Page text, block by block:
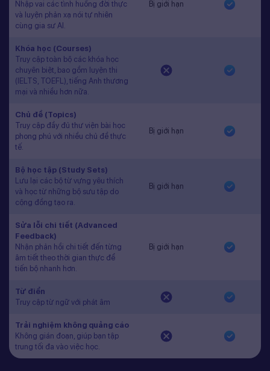
Nhập vai các tình huống đời thực
và luyện phản xạ nói tự nhiên
cùng gia sư AI.
Bị giới hạn
Khóa học (Courses)
Truy cập toàn bộ các khóa học
chuyên biệt, bao gồm luyện thi
(IELTS, TOEFL), tiếng Anh thương
mại và nhiều hơn nữa.
Chủ đề (Topics)
Truy cập đầy đủ thư viện bài học
phong phú với nhiều chủ đề thực
tế.
Bị giới hạn
Bộ học tập (Study Sets)
Lưu lại các bộ từ vựng yêu thích
và học từ những bộ sưu tập do
cộng đồng tạo ra.
Bị giới hạn
Sửa lỗi chi tiết (Advanced
Feedback)
Nhận phản hồi chi tiết đến từng
âm tiết theo thời gian thực để
tiến bộ nhanh hơn.
Bị giới hạn
Từ điển
Truy cập từ ngữ với phát âm
Trải nghiệm không quảng cáo
Không gián đoạn, giúp bạn tập
trung tối đa vào việc học.